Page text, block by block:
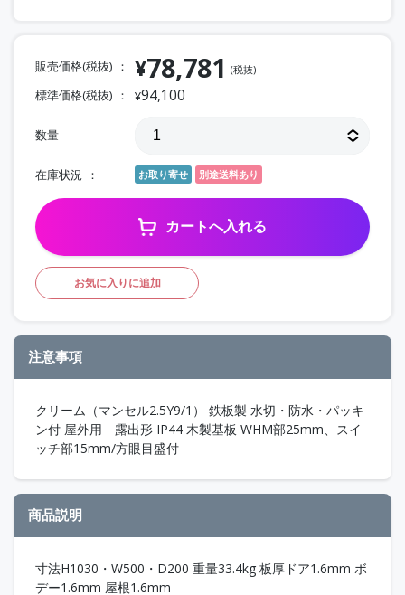
販売価格(税抜) ¥78,781 (税抜)
標準価格(税抜) ¥94,100
数量
在庫状況 お取り寄せ 別途送料あり
カートへ入れる
お気に入りに追加
注意事項
クリーム（マンセル2.5Y9/1） 鉄板製 水切・防水・パッキ
ン付 屋外用 露出形 IP44 木製基板 WHM部25mm、スイ
ッチ部15mm/方眼目盛付
商品説明
寸法H1030・W500・D200 重量33.4kg 板厚ドア1.6mm ボ
デー1.6mm 屋根1.6mm